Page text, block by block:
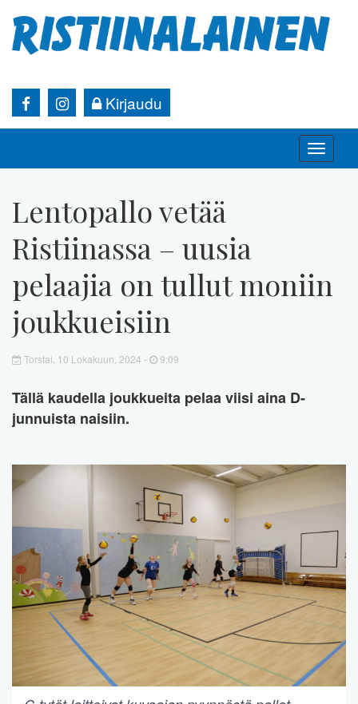
Kirjaudu
Toggle
Lentopallo vetää
Ristiinassa – uusia
pelaajia on tullut moniin
joukkueisiin
Torstai, 10 Lokakuun, 2024 - 9:09
Tällä kaudella joukkueita pelaa viisi aina D-
junnuista naisiin.